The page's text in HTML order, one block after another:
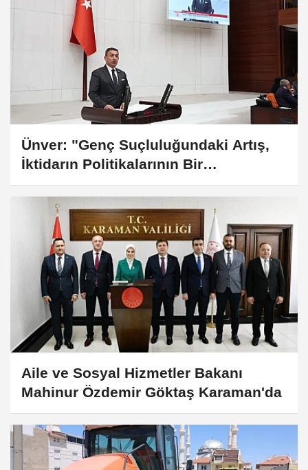
Ünver: "Genç Suçluluğundaki Artış,
İktidarın Politikalarının Bir
Sonucudur"
Aile ve Sosyal Hizmetler Bakanı
Mahinur Özdemir Göktaş Karaman'da